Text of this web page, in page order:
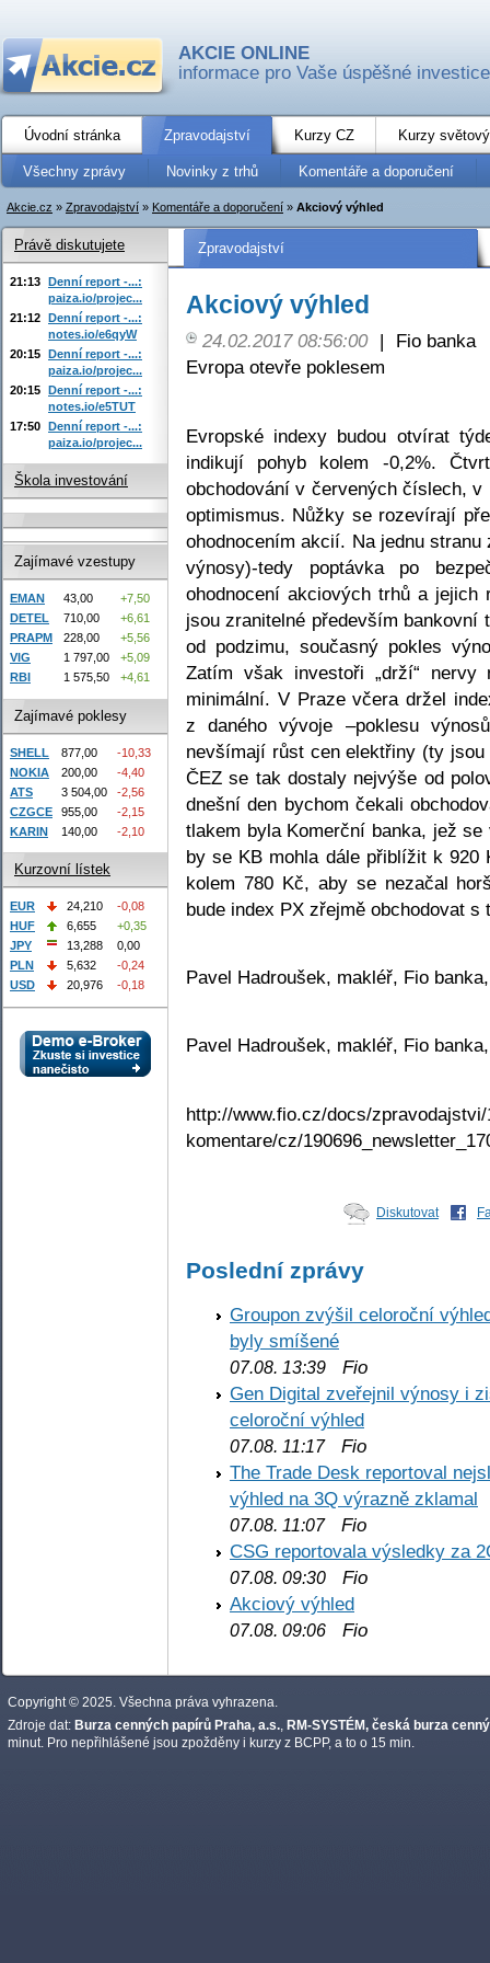
AKCIE ONLINE
informace pro Vaše úspěšné investice
Úvodní stránka Zpravodajství Kurzy CZ Kurzy
Všechny zprávy Novinky z trhů Komentáře a doporučení
Akcie.cz » Zpravodajství » Komentáře a doporučení » Akciový výhled
Zpravodajství
Akciový výhled
24.02.2017 08:56:00 |
Fio banka
Evropa otevře poklesem
Evropské indexy budou otvírat
indikují pohyb kolem -0,2%.
obchodování v červených číslech,
optimismus. Nůžky se rozevírají
ohodnocením akcií. Na jednu
výnosy)-tedy poptávka po
ohodnocení akciových trhů a jejich
jsou zranitelné především
od podzimu, současný pokles
Zatím však investoři „drží“
minimální. V Praze včera držel
z daného vývoje –poklesu
nevšímají růst cen elektřiny (ty
ČEZ se tak dostaly nejvýše od
dnešní den bychom čekali
tlakem byla Komerční banka, jež
by se KB mohla dále přiblížit k 920
kolem 780 Kč, aby se nezačal
bude index PX zřejmě obchodovat
Pavel Hadroušek, makléř, Fio
Pavel Hadroušek, makléř, Fio
http://www.fio.cz/docs/
komentare/cz/
Diskutovat
Poslední zprávy
Groupon zvýšil celoroční
byly smíšené
07.08. 13:39 Fio
Gen Digital zveřejnil výnosy i
celoroční výhled
07.08. 11:17Fio
The Trade Desk reportoval
výhled na 3Q výrazně zklamal
07.08. 11:07Fio
CSG reportovala výsledky za
07.08. 09:30 Fio
Akciový výhled
07.08. 09:06 Fio
Právě diskutujete
21:13 Denní report -...:
paiza.io/projec...
21:12 Denní report -...:
notes.io/e6qyW
20:15 Denní report -...:
paiza.io/projec...
20:15 Denní report -...:
notes.io/e5TUT
17:50 Denní report -...:
paiza.io/projec...
Škola investování
Zajímavé vzestupy
EMAN 43,00
+7,50
DETEL
710,00
+6,61
PRAPM
228,00
+5,56
VIG
1 797,00
+5,09
RBI
1 575,50 +4,61
Zajímavé poklesy
SHELL 877,00
-10,33
NOKIA
200,00
-4,40
ATS
3 504,00
-2,56
CZGCE
955,00
-2,15
KARIN
140,00 -2,10
Kurzovní lístek
EUR 24,210
-0,08
HUF
6,655
+0,35
JPY
13,288
0,00
PLN
5,632
-0,24
USD
20,976 -0,18
Copyright © 2025. Všechna práva vyhrazena.
Zdroje dat: Burza cenných papírů Praha, a.s., RM-SYSTÉM, česká burza
minut. Pro nepřihlášené jsou zpožděny i kurzy z BCPP, a to o 15 min.